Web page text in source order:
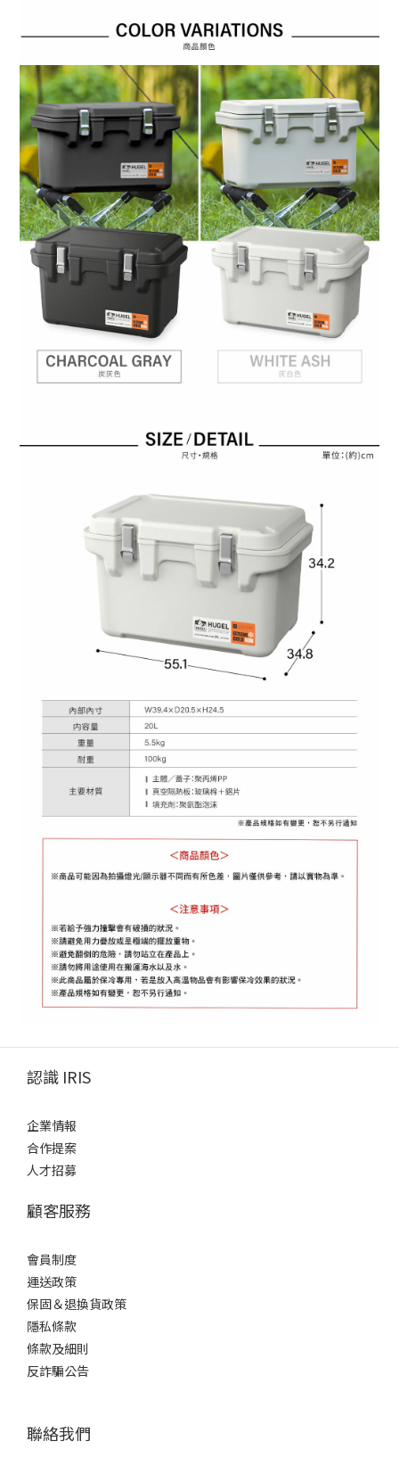
認識 IRIS
企業情報
合作提案
人才招募
顧客服務
會員制度
運送政策
保固＆退換貨政策
隱私條款
條款及細則
反詐騙公告
聯絡我們